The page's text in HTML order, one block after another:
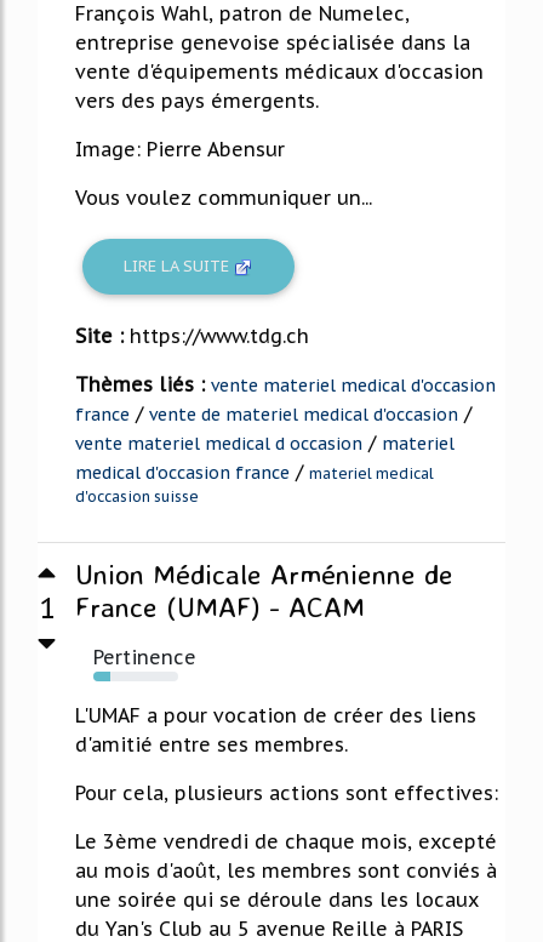
François Wahl, patron de Numelec,
entreprise genevoise spécialisée dans la
vente d'équipements médicaux d'occasion
vers des pays émergents.
Image: Pierre Abensur
Vous voulez communiquer un...
LIRE LA SUITE
Site : https://www.tdg.ch
Thèmes liés : vente materiel medical d'occasion
france / vente de materiel medical d'occasion /
vente materiel medical d occasion / materiel
medical d'occasion france / materiel medical
d'occasion suisse
1
Union Médicale Arménienne de
France (UMAF) - ACAM
Pertinence
20%
L'UMAF a pour vocation de créer des liens
d'amitié entre ses membres.
Pour cela, plusieurs actions sont effectives:
Le 3ème vendredi de chaque mois, excepté
au mois d'août, les membres sont conviés à
une soirée qui se déroule dans les locaux
du Yan's Club au 5 avenue Reille à PARIS